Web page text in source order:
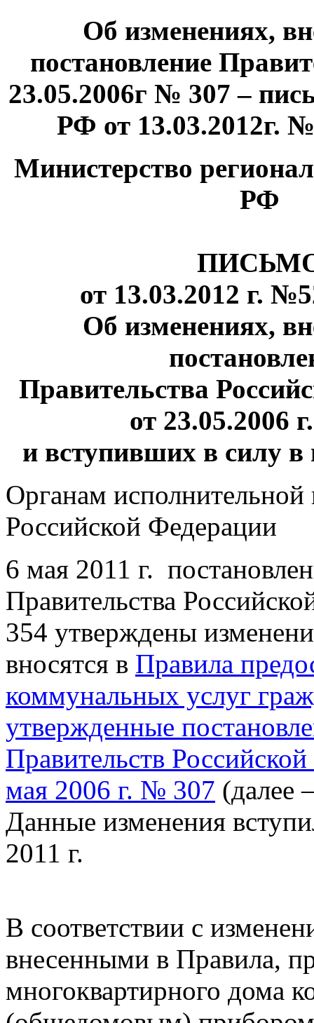
Об изменениях,
постановление
23.05.2006г № 307 –
РФ от 13.03.2012г.
Министерство
РФ
от 13.03.2012 г.
Об изменениях,
Правительства
от 23.05.2006
и вступивших в силу в
Органам исполнительной
Российской Федерации
6 мая 2011 г.
Правительства
354 утверждены
вносятся в Правила
коммунальных услуг
утвержденные
Правительств
мая 2006 г. № 307 (далее
Данные изменения
2011 г.
В соответствии с
внесенными в Правила,
многоквартирного дома